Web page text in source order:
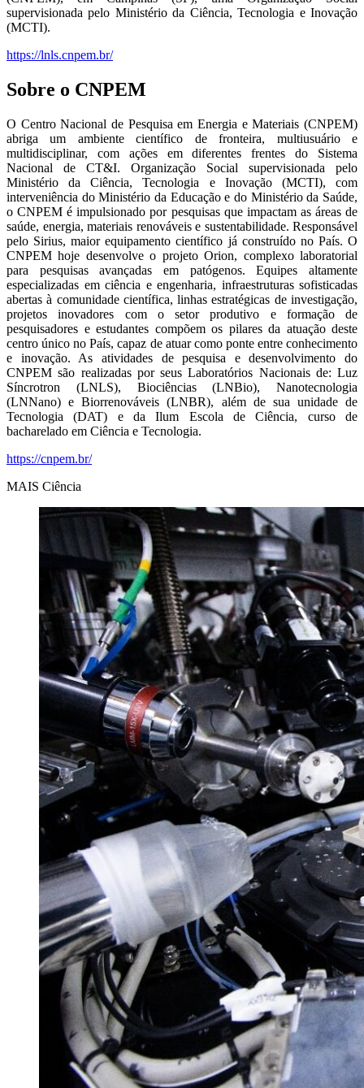
supervisionada pelo Ministério da Ciência, Tecnologia e Inovação
(MCTI).
https://lnls.cnpem.br/
Sobre o CNPEM
O Centro Nacional de Pesquisa em Energia e Materiais (CNPEM)
abriga um ambiente científico de fronteira, multiusuário e
multidisciplinar, com ações em diferentes frentes do Sistema
Nacional de CT&I. Organização Social supervisionada pelo
Ministério da Ciência, Tecnologia e Inovação (MCTI), com
interveniência do Ministério da Educação e do Ministério da Saúde,
o CNPEM é impulsionado por pesquisas que impactam as áreas de
saúde, energia, materiais renováveis e sustentabilidade. Responsável
pelo Sirius, maior equipamento científico já construído no País. O
CNPEM hoje desenvolve o projeto Orion, complexo laboratorial
para pesquisas avançadas em patógenos. Equipes altamente
especializadas em ciência e engenharia, infraestruturas sofisticadas
abertas à comunidade científica, linhas estratégicas de investigação,
projetos inovadores com o setor produtivo e formação de
pesquisadores e estudantes compõem os pilares da atuação deste
centro único no País, capaz de atuar como ponte entre conhecimento
e inovação. As atividades de pesquisa e desenvolvimento do
CNPEM são realizadas por seus Laboratórios Nacionais de: Luz
Síncrotron (LNLS), Biociências (LNBio), Nanotecnologia
(LNNano) e Biorrenováveis (LNBR), além de sua unidade de
Tecnologia (DAT) e da Ilum Escola de Ciência, curso de
bacharelado em Ciência e Tecnologia.
https://cnpem.br/
MAIS Ciência